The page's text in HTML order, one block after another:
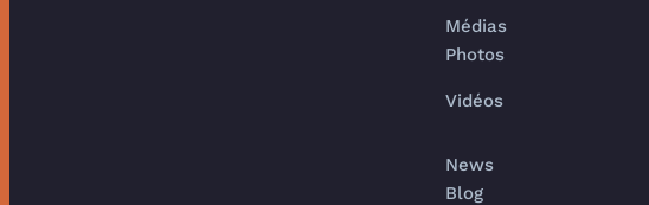
Médias
Photos
Vidéos
News
Blog